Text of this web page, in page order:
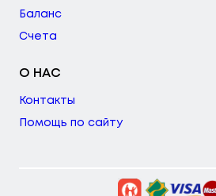
Баланс
Счета
О НАС
Контакты
Помощь по сайту